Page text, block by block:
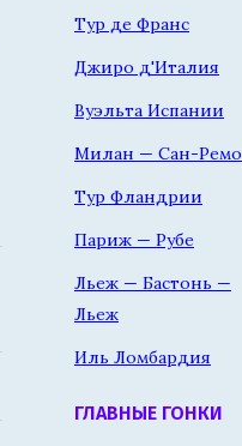
Тур де Франс
Джиро д'Италия
Вуэльта Испании
Милан — Сан-Ремо
Тур Фландрии
Париж — Рубе
Льеж — Бастонь —
Льеж
Иль Ломбардия
ГЛАВНЫЕ ГОНКИ